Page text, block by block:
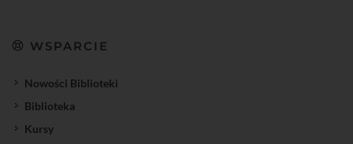
WSPARCIE
Nowości Biblioteki
Biblioteka
Kursy